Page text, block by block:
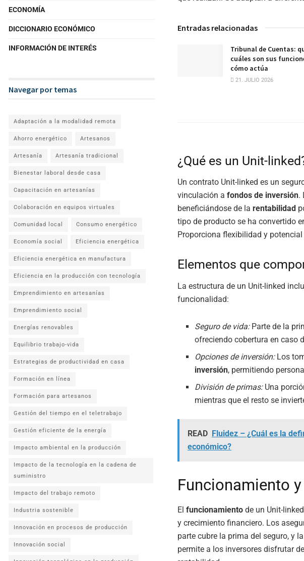
Entradas relacionadas
Tribunal de Cuentas:
cuáles son sus
cómo actúa
21. JULIO 2026
¿Qué es un Unit-
Un contrato Unit-linked es un
vinculación a fondos de inversión.
beneficiándose de la rentabilidad
tipo de producto se ha convertido
Proporciona flexibilidad y potencial
Elementos que
La estructura de un Unit-linked
funcionalidad:
Seguro de vida:Parte de la
ofreciendo cobertura en caso
Opciones de inversión:Los
inversión, permitiendo
División de primas:Una
mientras que el resto se
READ Fluidez – ¿Cuál es la
económico?
Funcionamiento
El funcionamiento de un Unit-
y crecimiento financiero. Los
parte cubre la prima del seguro, y
permite a los inversores disfrutar
ECONOMÍA
DICCIONARIO ECONÓMICO
INFORMACIÓN DE INTERÉS
Navegar por temas
Adaptación a la modalidad remota
Ahorro energético Artesanos
Artesanía Artesanía tradicional
Bienestar laboral desde casa
Capacitación en artesanías
Colaboración en equipos virtuales
Comunidad local Consumo energético
Economía social Eficiencia energética
Eficiencia energética en manufactura
Eficiencia en la producción con tecnología
Emprendimiento en artesanías
Emprendimiento social
Energías renovables
Equilibrio trabajo-vida
Estrategias de productividad en casa
Formación en línea
Formación para artesanos
Gestión del tiempo en el teletrabajo
Gestión eficiente de la energía
Impacto ambiental en la producción
Impacto de la tecnología en la cadena de
suministro
Impacto del trabajo remoto
Industria sostenible
Innovación en procesos de producción
Innovación social